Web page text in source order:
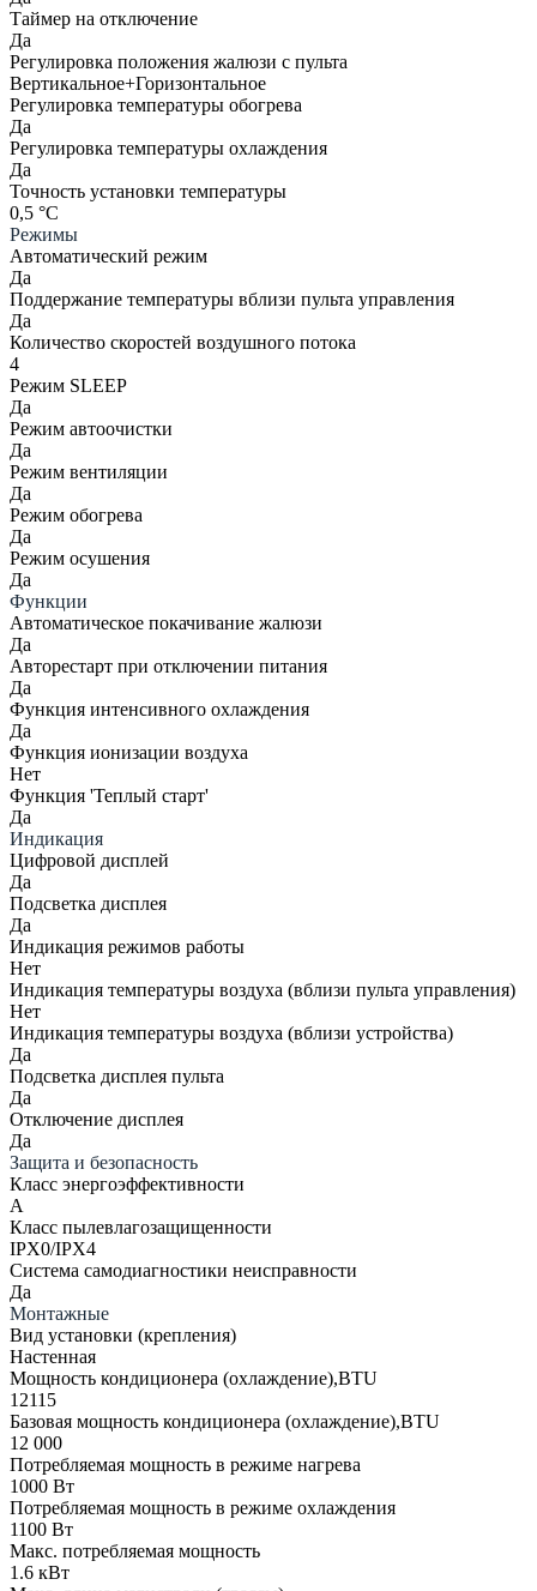
Таймер на отключение
Да
Регулировка положения жалюзи с пульта
Вертикальное+Горизонтальное
Регулировка температуры обогрева
Да
Регулировка температуры охлаждения
Да
Точность установки температуры
0,5 °С
Режимы
Автоматический режим
Да
Поддержание температуры вблизи пульта управления
Да
Количество скоростей воздушного потока
4
Режим SLEEP
Да
Режим автоочистки
Да
Режим вентиляции
Да
Режим обогрева
Да
Режим осушения
Да
Функции
Автоматическое покачивание жалюзи
Да
Авторестарт при отключении питания
Да
Функция интенсивного охлаждения
Да
Функция ионизации воздуха
Нет
Функция 'Теплый старт'
Да
Индикация
Цифровой дисплей
Да
Подсветка дисплея
Да
Индикация режимов работы
Нет
Индикация температуры воздуха (вблизи пульта управления)
Нет
Индикация температуры воздуха (вблизи устройства)
Да
Подсветка дисплея пульта
Да
Отключение дисплея
Да
Защита и безопасность
Класс энергоэффективности
A
Класс пылевлагозащищенности
IPX0/IPX4
Система самодиагностики неисправности
Да
Монтажные
Вид установки (крепления)
Настенная
Мощность кондиционера (охлаждение),BTU
12115
Базовая мощность кондиционера (охлаждение),BTU
12 000
Потребляемая мощность в режиме нагрева
1000 Вт
Потребляемая мощность в режиме охлаждения
1100 Вт
Макс. потребляемая мощность
1.6 кВт